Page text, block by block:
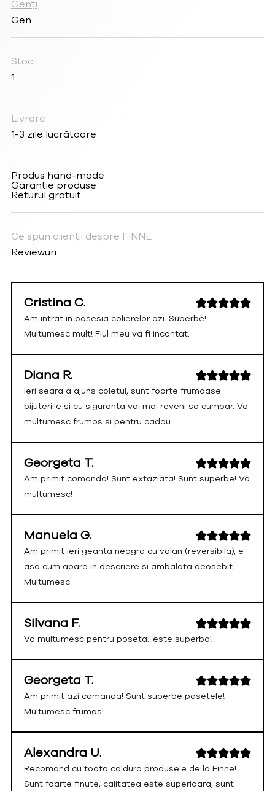
Genți
Gen
Stoc
1
Livrare
1-3 zile lucrătoare
Produs hand-made
Garantie produse
Returul gratuit
Ce spun clienții despre FINNE
Reviewuri
Cristina C.
Am intrat in posesia colierelor azi. Superbe!
Multumesc mult! Fiul meu va fi incantat.
Diana R.
Ieri seara a ajuns coletul, sunt foarte frumoase
bijuteriile si cu siguranta voi mai reveni sa cumpar. Va
multumesc frumos si pentru cadou.
Georgeta T.
Am primit comanda! Sunt extaziata! Sunt superbe! Va
multumesc!
Manuela G.
Am primit ieri geanta neagra cu volan (reversibila), e
asa cum apare in descriere si ambalata deosebit.
Multumesc
Silvana F.
Va multumesc pentru poseta...este superba!
Georgeta T.
Am primit azi comanda! Sunt superbe posetele!
Multumesc frumos!
Alexandra U.
Recomand cu toata caldura produsele de la Finne!
Sunt foarte finute, calitatea este superioara, sunt